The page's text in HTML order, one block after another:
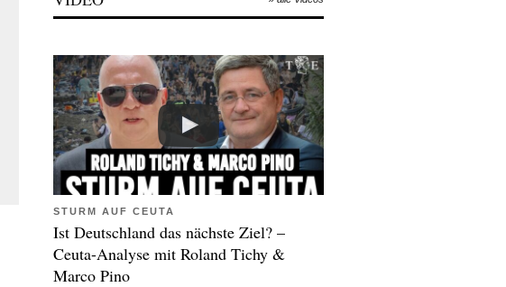
STURM AUF CEUTA
Ist Deutschland das nächste Ziel? –
Ceuta-Analyse mit Roland Tichy &
Marco Pino